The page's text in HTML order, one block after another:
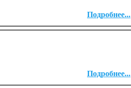
Подробнее...
Подробнее...